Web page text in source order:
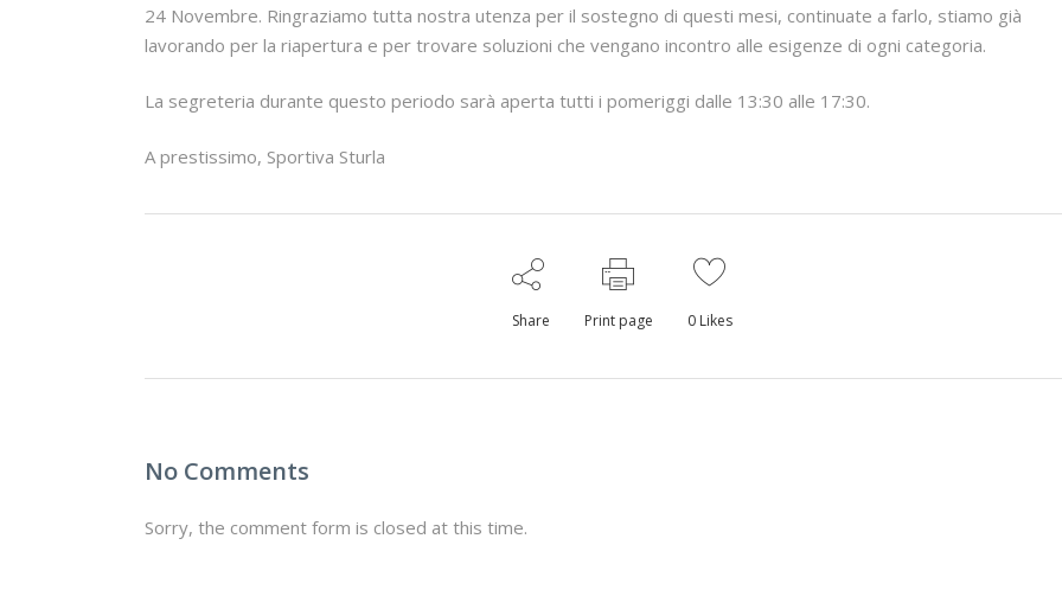
24 Novembre. Ringraziamo tutta nostra utenza per il sostegno di questi mesi, continuate a farlo, stiamo già
lavorando per la riapertura e per trovare soluzioni che vengano incontro alle esigenze di ogni categoria.
La segreteria durante questo periodo sarà aperta tutti i pomeriggi dalle 13:30 alle 17:30.
A prestissimo, Sportiva Sturla
Share Print page 0Likes
No Comments
Sorry, the comment form is closed at this time.